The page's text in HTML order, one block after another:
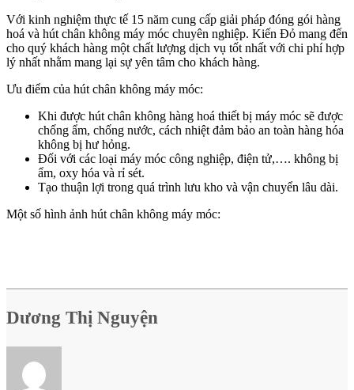
Với kinh nghiệm thực tế 15 năm cung cấp giải pháp đóng gói hàng
hoá và hút chân không máy móc chuyên nghiệp. Kiến Đỏ mang đến
cho quý khách hàng một chất lượng dịch vụ tốt nhất với chi phí hợp
lý nhất nhằm mang lại sự yên tâm cho khách hàng.
Ưu điểm của hút chân không máy móc:
Khi được hút chân không hàng hoá thiết bị máy móc sẽ được
chống ẩm, chống nước, cách nhiệt đảm bảo an toàn hàng hóa
không bị hư hỏng.
Đối với các loại máy móc công nghiệp, điện tử,…. không bị
ẩm, oxy hóa và rỉ sét.
Tạo thuận lợi trong quá trình lưu kho và vận chuyển lâu dài.
Một số hình ảnh hút chân không máy móc:
Dương Thị Nguyện